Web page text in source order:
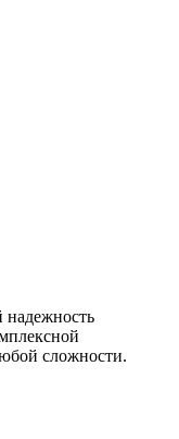
надежность
сложности.